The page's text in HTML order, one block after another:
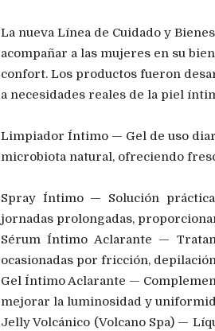
La nueva Línea de Cuidado y
acompañar a las mujeres en su
confort. Los productos fueron
a necesidades reales de la piel
Limpiador Íntimo — Gel de uso
microbiota natural, ofreciendo
Spray Íntimo — Solución
jornadas prolongadas,
Sérum Íntimo Aclarante —
ocasionadas por fricción,
Gel Íntimo Aclarante —
mejorar la luminosidad y
Jelly Volcánico (Volcano Spa) —